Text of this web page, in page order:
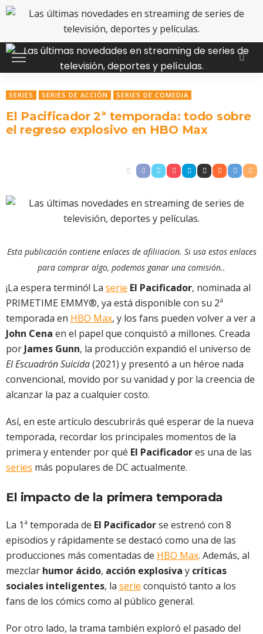
SERIES SERIES DE ACCIÓN SERIES DE COMEDIA
El Pacificador 2ª temporada: todo sobre
el regreso explosivo en HBO Max
Esta publicación contiene enlaces de afiliiacion. Si usa estos enlaces
para comprar algo, podemos ganar una comisión..
¡La espera terminó! La serie El Pacificador, nominada al
PRIMETIME EMMY®, ya está disponible con su 2ª
temporada en HBO Max, y los fans pueden volver a ver a
John Cena en el papel que conquistó a millones. Creada
por James Gunn, la producción expandió el universo de
El Escuadrón Suicida(2021) y presentó a un héroe nada
convencional, movido por su vanidad y por la creencia de
alcanzar la paz a cualquier costo.
Así, en este artículo descubrirás qué esperar de la nueva
temporada, recordar los principales momentos de la
primera y entender por qué El Pacificadores una de las
series más populares de DC actualmente.
El impacto de la primera temporada
La 1ª temporada de El Pacificadorse estrenó con 8
episodios y rápidamente se destacó como una de las
producciones más comentadas de HBO Max. Además, al
mezclar humor ácido, acción explosiva y críticas
sociales inteligentes, la serie conquistó tanto a los
fans de los cómics como al público general.
Por otro lado, la trama también exploró el pasado del